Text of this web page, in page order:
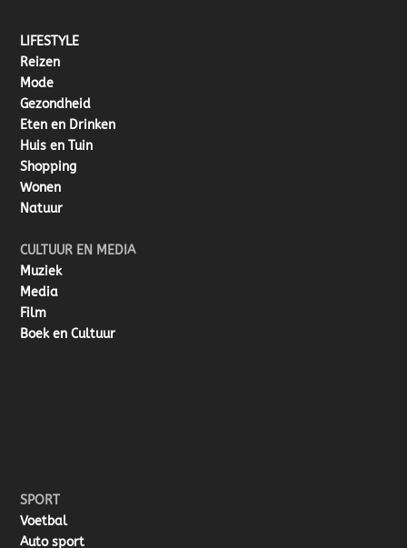
LIFESTYLE
Reizen
Mode
Gezondheid
Eten en Drinken
Huis en Tuin
Shopping
Wonen
Natuur
CULTUUR EN MEDIA
Muziek
Media
Film
Boek en Cultuur
SPORT
Voetbal
Auto sport